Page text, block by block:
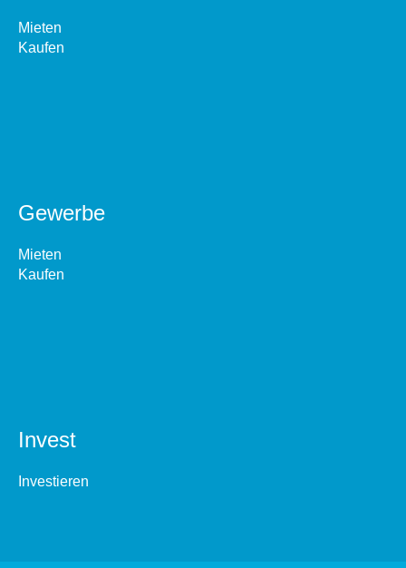
Mieten
Kaufen
Gewerbe
Mieten
Kaufen
Invest
Investieren